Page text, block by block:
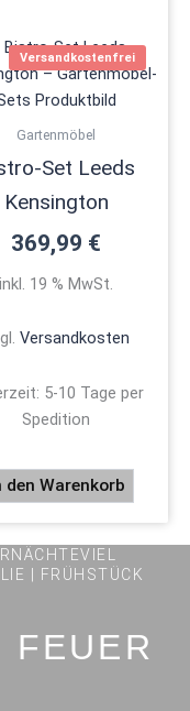
Versandkostenfrei
Gartenmöbel
Set Leeds
Kensington
369,99 €
inkl. 19 % MwSt.
Versandkosten
5-10 Tage per
Spedition
den Warenkorb
| FRÜHSTÜCK
FEUER